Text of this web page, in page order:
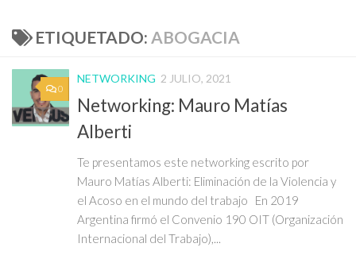
ETIQUETADO: ABOGACIA
0
NETWORKING 2 JULIO, 2021
Networking: Mauro Matías
Alberti
Te presentamos este networking escrito por
Mauro Matías Alberti: Eliminación de la Violencia y
el Acoso en el mundo del trabajo En 2019
Argentina firmó el Convenio 190 OIT (Organización
Internacional del Trabajo),...